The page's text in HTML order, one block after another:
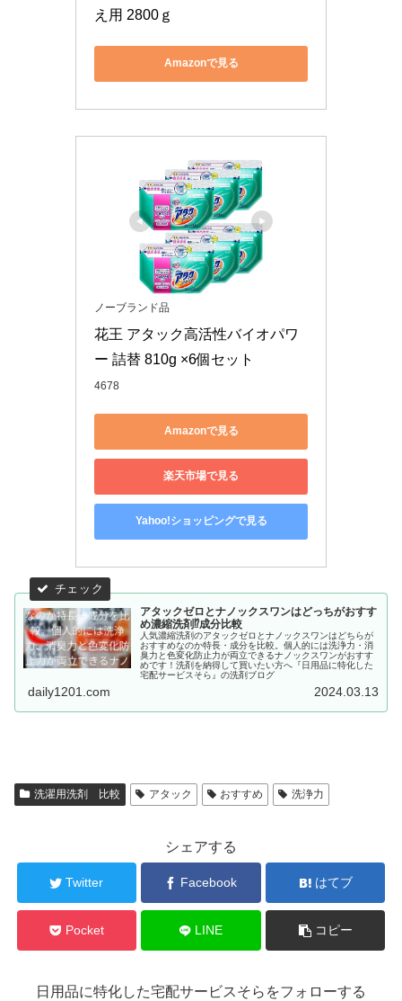
え用 2800ｇ
Amazonで見る
ノーブランド品
花王 アタック高活性バイオパワ
ー 詰替 810g ×6個セット
4678
Amazonで見る
楽天市場で見る
Yahoo!ショッピングで見る
アタックゼロとナノックスワンはどっちがおすす
め濃縮洗剤⁉成分比較
人気濃縮洗剤のアタックゼロとナノックスワンはどちらが
おすすめなのか特長・成分を比較。個人的には洗浄力・消
臭力と色変化防止力が両立できるナノックスワンがおすす
めです！洗剤を納得して買いたい方へ『日用品に特化した
宅配サービスそら』の洗剤ブログ
daily1201.com 2024.03.13
洗濯用洗剤 比較 アタック おすすめ 洗浄力
シェアする
Twitter Facebook はてブ
Pocket LINE コピー
日用品に特化した宅配サービスそらをフォローする